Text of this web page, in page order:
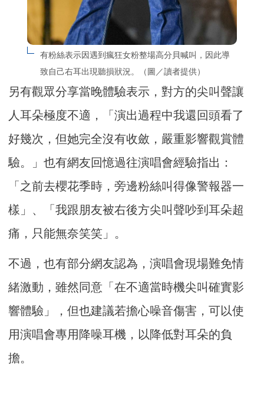
有粉絲表示因遇到瘋狂女粉整場高分貝喊叫，因此導
致自己右耳出現聽損狀況。（圖／讀者提供）
另有觀眾分享當晚體驗表示，對方的尖叫聲讓
人耳朵極度不適，「演出過程中我還回頭看了
好幾次，但她完全沒有收斂，嚴重影響觀賞體
驗。」也有網友回憶過往演唱會經驗指出：
「之前去櫻花季時，旁邊粉絲叫得像警報器一
樣」、「我跟朋友被右後方尖叫聲吵到耳朵超
痛，只能無奈笑笑」。
不過，也有部分網友認為，演唱會現場難免情
緒激動，雖然同意「在不適當時機尖叫確實影
響體驗」，但也建議若擔心噪音傷害，可以使
用演唱會專用降噪耳機，以降低對耳朵的負
擔。